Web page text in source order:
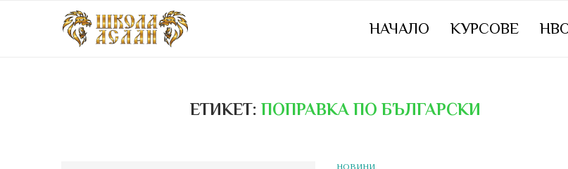
НАЧАЛО КУРСОВЕ
ЕТИКЕТ:ПОПРАВКА ПО БЪЛГАРСКИ
НОВИНИ